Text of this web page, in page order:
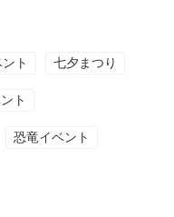
ト 七夕まつり
ト
恐竜イベント